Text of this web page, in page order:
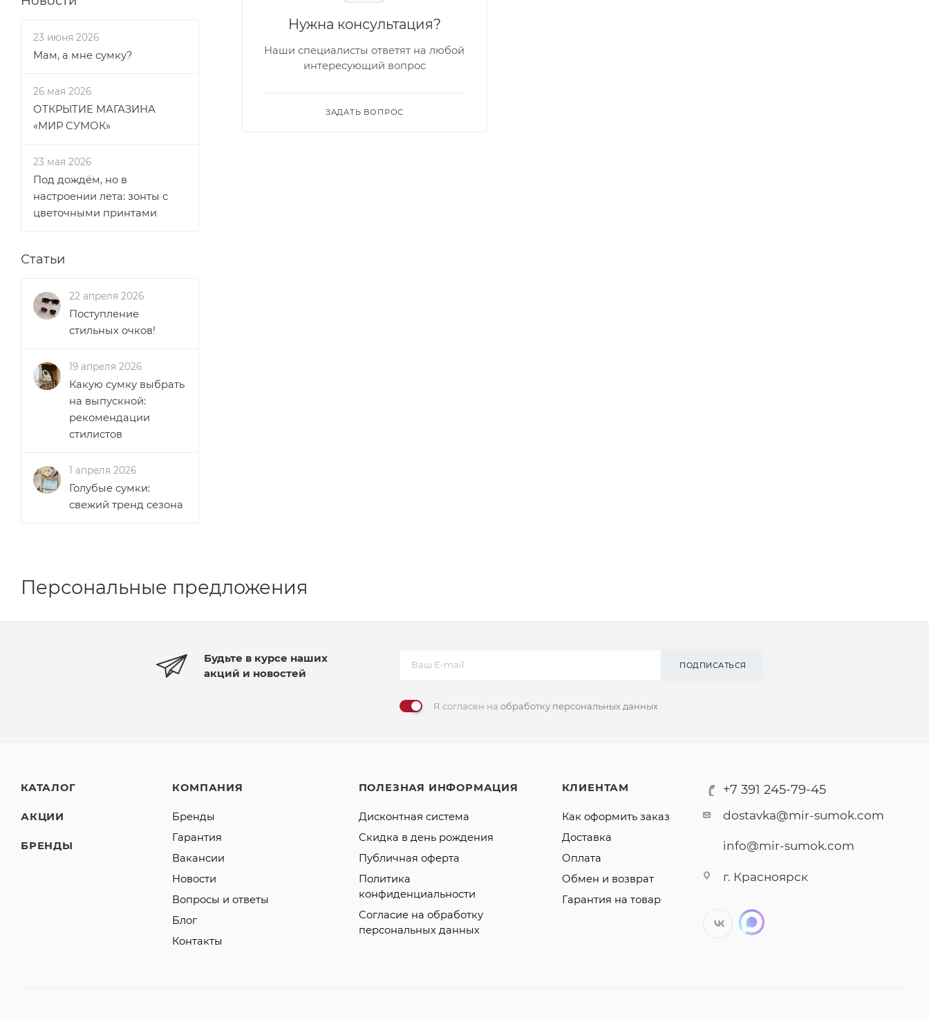
Нужна консультация?
Наши специалисты ответят на любой
интересующий вопрос
ЗАДАТЬ ВОПРОС
23 июня 2026
Мам, а мне сумку?
26 мая 2026
ОТКРЫТИЕ МАГАЗИНА
«МИР СУМОК»
23 мая 2026
Под дождём, но в
настроении лета: зонты с
цветочными принтами
Статьи
22 апреля 2026
Поступление
стильных очков!
19 апреля 2026
Какую сумку выбрать
на выпускной:
рекомендации
стилистов
1 апреля 2026
Голубые сумки:
свежий тренд сезона
Персональные предложения
Будьте в курсе наших
акций и новостей
ПОДПИСАТЬСЯ
Я согласен на обработку персональных данных
КАТАЛОГ
АКЦИИ
БРЕНДЫ
КОМПАНИЯ
Бренды
Гарантия
Вакансии
Новости
Вопросы и ответы
Блог
Контакты
ПОЛЕЗНАЯ ИНФОРМАЦИЯ
Дисконтная система
Скидка в день рождения
Публичная оферта
Политика
конфиденциальности
Согласие на обработку
персональных данных
КЛИЕНТАМ
Как оформить заказ
Доставка
Оплата
Обмен и возврат
Гарантия на товар
+7 391 245-79-45
dostavka@mir-sumok.com
info@mir-sumok.com
г. Красноярск